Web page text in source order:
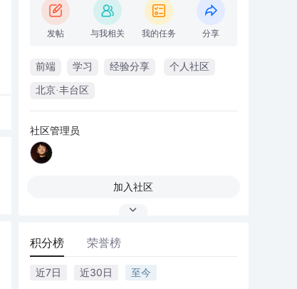
发帖 与我相关 我的任务 分享
前端 学习 经验分享 个人社区
北京·丰台区
社区管理员
加入社区
积分榜 荣誉榜
近7日 近30日 至今